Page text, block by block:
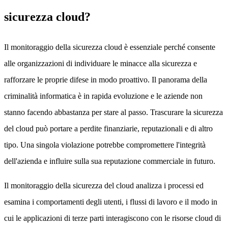
sicurezza cloud?
Il monitoraggio della sicurezza cloud è essenziale perché consente
alle organizzazioni di individuare le minacce alla sicurezza e
rafforzare le proprie difese in modo proattivo. Il panorama della
criminalità informatica è in rapida evoluzione e le aziende non
stanno facendo abbastanza per stare al passo. Trascurare la sicurezza
del cloud può portare a perdite finanziarie, reputazionali e di altro
tipo. Una singola violazione potrebbe compromettere l'integrità
dell'azienda e influire sulla sua reputazione commerciale in futuro.
Il monitoraggio della sicurezza del cloud analizza i processi ed
esamina i comportamenti degli utenti, i flussi di lavoro e il modo in
cui le applicazioni di terze parti interagiscono con le risorse cloud di